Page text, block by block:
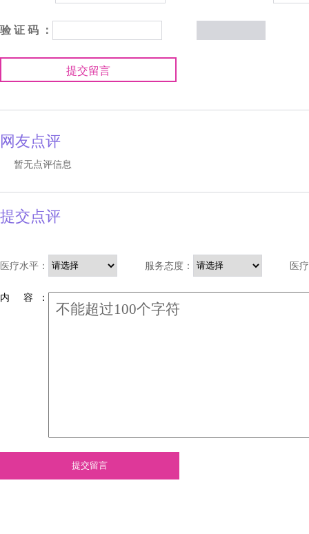
验 证 码 ：
提交留言
网友点评
暂无点评信息
提交点评
医疗水平： 服务态度： 医
内 容 ：
提交留言